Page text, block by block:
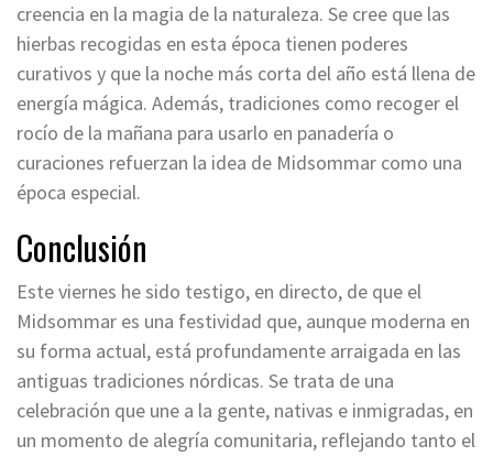
creencia en la magia de la naturaleza. Se cree que las
hierbas recogidas en esta época tienen poderes
curativos y que la noche más corta del año está llena de
energía mágica. Además, tradiciones como recoger el
rocío de la mañana para usarlo en panadería o
curaciones refuerzan la idea de Midsommar como una
época especial.
Conclusión
Este viernes he sido testigo, en directo, de que el
Midsommar es una festividad que, aunque moderna en
su forma actual, está profundamente arraigada en las
antiguas tradiciones nórdicas. Se trata de una
celebración que une a la gente, nativas e inmigradas, en
un momento de alegría comunitaria, reflejando tanto el